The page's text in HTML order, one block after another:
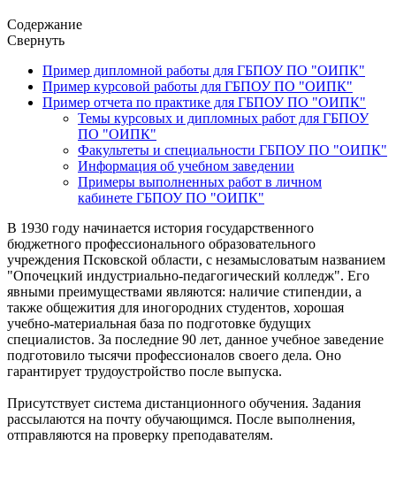
Содержание
Свернуть
Пример дипломной работы для ГБПОУ ПО "ОИПК"
Пример курсовой работы для ГБПОУ ПО "ОИПК"
Пример отчета по практике для ГБПОУ ПО "ОИПК"
Темы курсовых и дипломных работ для ГБПОУ
ПО "ОИПК"
Факультеты и специальности ГБПОУ ПО "ОИПК"
Информация об учебном заведении
Примеры выполненных работ в личном
кабинете ГБПОУ ПО "ОИПК"
В 1930 году начинается история государственного
бюджетного профессионального образовательного
учреждения Псковской области, с незамысловатым названием
"Опочецкий индустриально-педагогический колледж". Его
явными преимуществами являются: наличие стипендии, а
также общежития для иногородних студентов, хорошая
учебно-материальная база по подготовке будущих
специалистов. За последние 90 лет, данное учебное заведение
подготовило тысячи профессионалов своего дела. Оно
гарантирует трудоустройство после выпуска.
Присутствует система дистанционного обучения. Задания
рассылаются на почту обучающимся. После выполнения,
отправляются на проверку преподавателям.